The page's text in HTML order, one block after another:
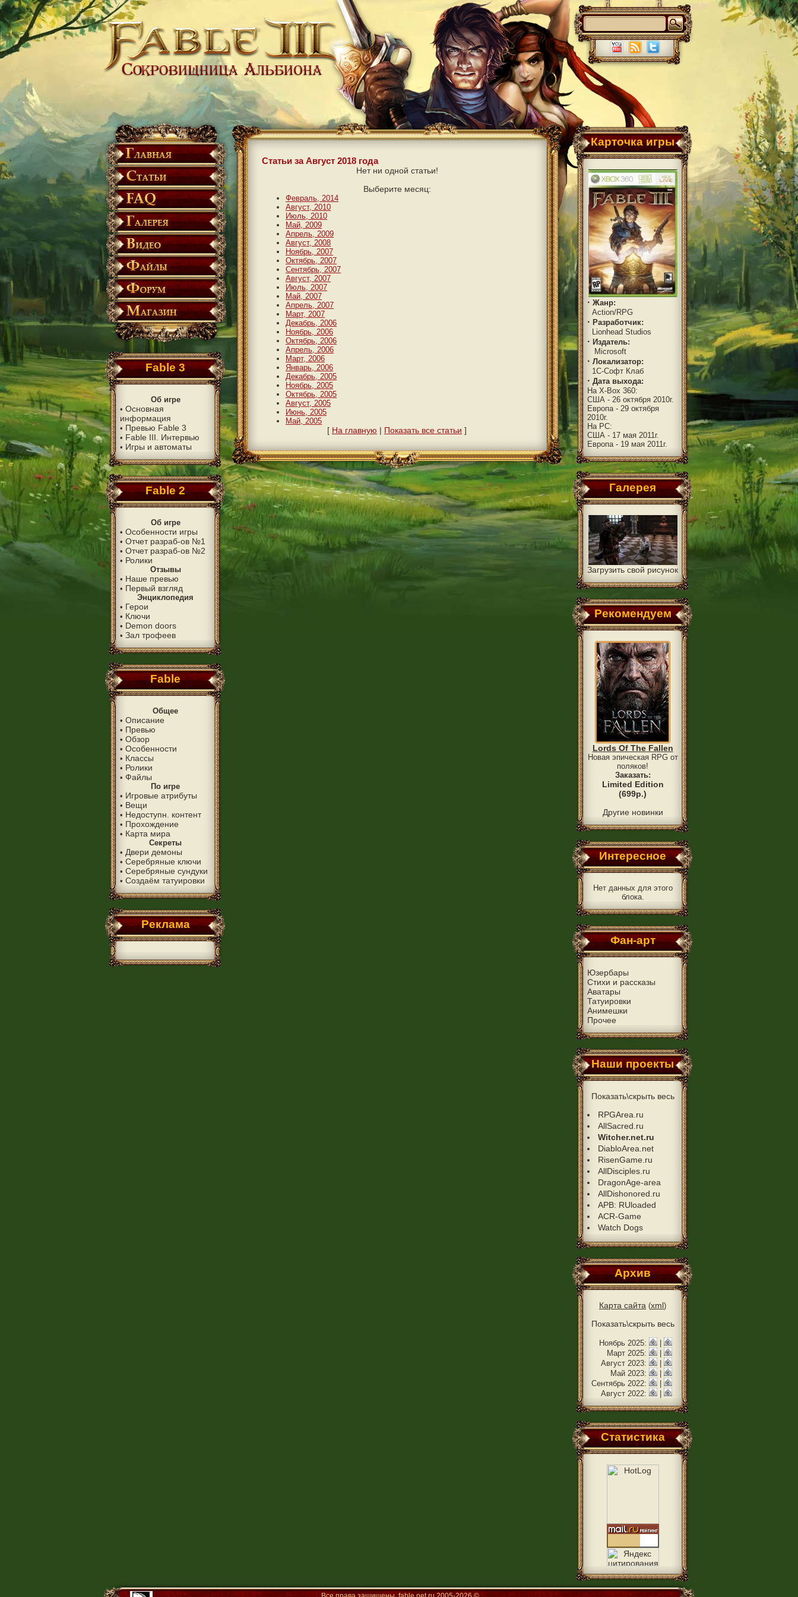
Fable 3
Об игре
• Основная
информация
• Превью Fable 3
• Fable III. Интервью
• Игры и автоматы
Fable 2
Об игре
• Особенности игры
• Отчет разраб-ов №1
• Отчет разраб-ов №2
• Ролики
Отзывы
• Наше превью
• Первый взгляд
Энциклопедия
• Герои
• Ключи
• Demon doors
• Зал трофеев
Fable
Общее
• Описание
• Превью
• Обзор
• Особенности
• Классы
• Ролики
• Файлы
По игре
• Игровые атрибуты
• Вещи
• Недоступн. контент
• Прохождение
• Карта мира
Секреты
• Двери демоны
• Серебряные ключи
• Серебряные сундуки
• Создаём татуировки
Реклама
Статьи за Август 2018 года
Нет ни одной статьи!
Выберите месяц:
Февраль, 2014
Август, 2010
Июль, 2010
Май, 2009
Апрель, 2009
Август, 2008
Ноябрь, 2007
Октябрь, 2007
Сентябрь, 2007
Август, 2007
Июль, 2007
Май, 2007
Апрель, 2007
Март, 2007
Декабрь, 2006
Ноябрь, 2006
Октябрь, 2006
Апрель, 2006
Март, 2006
Январь, 2006
Декабрь, 2005
Ноябрь, 2005
Октябрь, 2005
Август, 2005
Июнь, 2005
Май, 2005
[ На главную | Показать все статьи ]
Карточка игры
· Жанр:
Action/RPG
· Разработчик:
Lionhead Studios
· Издатель:
Microsoft
· Локализатор:
1C-Софт Клаб
· Дата выхода:
На X-Box 360:
США - 26 октября 2010г.
Европа - 29 октября
2010г.
На PC:
США - 17 мая 2011г.
Европа - 19 мая 2011г.
Галерея
Загрузить свой рисунок
Рекомендуем
Lords Of The Fallen
Новая эпическая RPG от
поляков!
Заказать:
Limited Edition
(699р.)
Другие новинки
Интересное
Нет данных для этого
блока.
Фан-арт
Юзербары
Стихи и рассказы
Аватары
Татуировки
Анимешки
Прочее
Наши проекты
Показать\скрыть весь
RPGArea.ru
AllSacred.ru
Witcher.net.ru
DiabloArea.net
RisenGame.ru
AllDisciples.ru
DragonAge-area
AllDishonored.ru
APB: RUloaded
ACR-Game
Watch Dogs
Архив
Карта сайта (xml)
Показать\скрыть весь
Ноябрь 2025:
Март 2025:
Август 2023:
Май 2023:
Сентябрь 2022:
Август 2022:
Статистика